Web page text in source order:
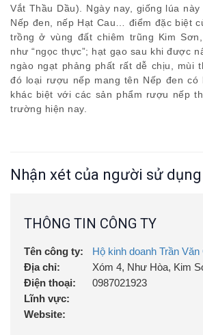
Vắt Thầu Dầu). Ngày nay, giống lúa
Nếp đen, nếp Hạt Cau… điểm đặc biệt
trồng ở vùng đất chiêm trũng Kim
như “ngọc thực”; hạt gạo sau khi được
ngào ngạt phảng phất rất dễ chịu, mùi
đó loại rượu nếp mang tên Nếp đen có
khác biệt với các sản phẩm rượu nếp
trường hiện nay.
Nhận xét của người sử dụng
THÔNG TIN CÔNG TY
Tên công ty:
Hộ kinh doanh Trần Văn
Địa chỉ:
Xóm 4, Như Hòa, Kim
Điện thoại:
0987021923
Lĩnh vực:
Website: